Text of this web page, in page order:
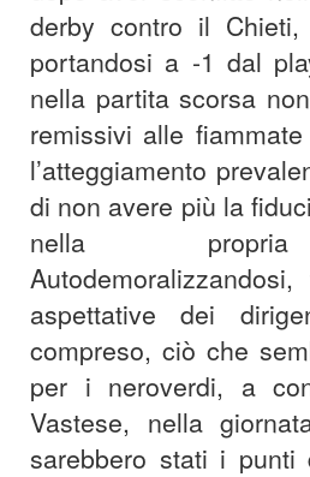
derby contro il Chieti,
portandosi a -1 dal
nella partita scorsa
remissivi alle
l’atteggiamento
di non avere più la
nella
aspettative dei
compreso, ciò che
per i neroverdi, a
Vastese, nella
sarebbero stati i punti